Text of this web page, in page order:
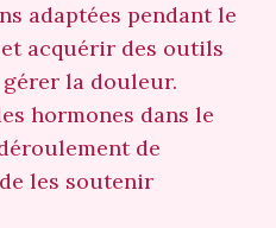
adaptées pendant le
acquérir des outils
la douleur.
hormones dans le
de
les soutenir